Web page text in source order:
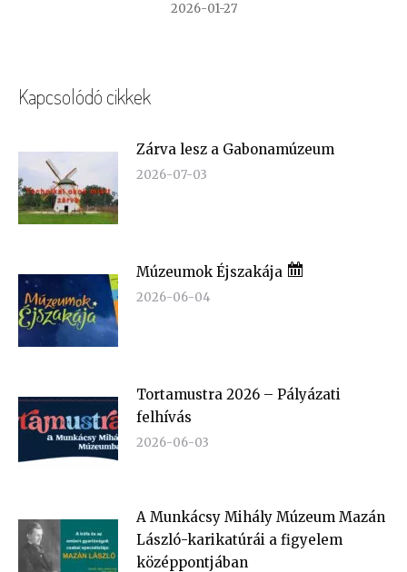
2026-01-27
Kapcsolódó cikkek
Zárva lesz a Gabonamúzeum
2026-07-03
Múzeumok Éjszakája
2026-06-04
Tortamustra 2026 – Pályázati
felhívás
2026-06-03
A Munkácsy Mihály Múzeum Mazán
László-karikatúrái a figyelem
középpontjában